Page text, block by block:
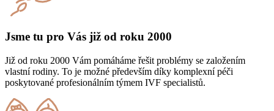
Jsme tu pro Vás již od roku 2000
Již od roku 2000 Vám pomáháme řešit problémy se založením
vlastní rodiny. To je možné především díky komplexní péči
poskytované profesionálním týmem IVF specialistů.